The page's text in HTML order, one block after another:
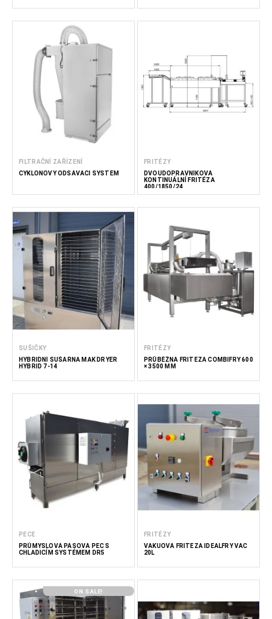
FILTRAČNÍ ZAŘÍZENÍ
CYKLONOVÝ ODSÁVACÍ SYSTÉM
FRITÉZY
DVOUDOPRAVNÍKOVÁ
KONTINUÁLNÍ FRITÉZA
400/1850/24
SUŠIČKY
HYBRIDNÍ SUŠÁRNA MAK DRYER
HYBRID 7-14
FRITÉZY
PRŮBĚŽNÁ FRITÉZA COMBIFRY 600
× 3500 MM
PECE
PRŮMYSLOVÁ PÁSOVÁ PEC S
CHLADICÍM SYSTÉMEM DR5
FRITÉZY
VAKUOVÁ FRITÉZA IDEALFRY VAC
20L
ON SALE!